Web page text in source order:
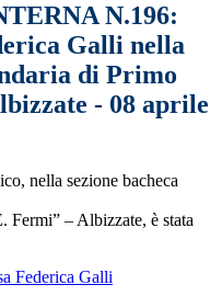
N.196:
Galli nella
di Primo
- 08 aprile
nella sezione bacheca
Fermi” – Albizzate, è stata
Federica Galli